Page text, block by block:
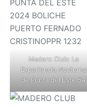
Madero Club: La
Experiencia Nocturna
de Punta del Este 54